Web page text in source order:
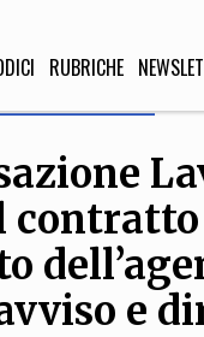
RUBRICHE
SOCIETÀ
Attualità,
Lavoro,
e